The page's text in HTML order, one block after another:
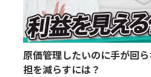
原価管理したいのに手が回
担を減らすには？